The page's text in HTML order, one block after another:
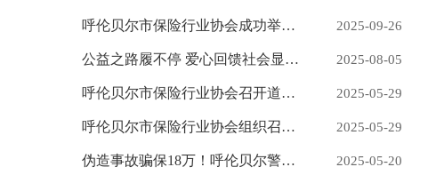
呼伦贝尔市保险行业协会成功举办“保障金融权益 助力美好生活”2025金融教育宣传汇报演出 2025-09-26
公益之路履不停 爱心回馈社会显担当 2025-08-05
呼伦贝尔市保险行业协会召开道路交通事故社会救助基金学习交流会议 2025-05-29
呼伦贝尔市保险行业协会组织召开安全生产责任保险工作沟通交流会议 2025-05-29
伪造事故骗保18万！呼伦贝尔警保协同 打掉专业“碰瓷”团伙 2025-05-20